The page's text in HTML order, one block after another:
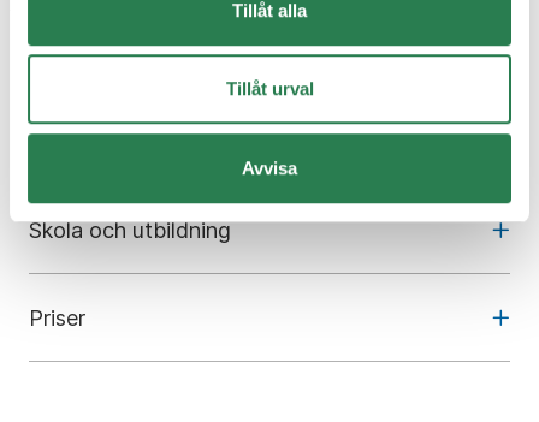
Tillåt alla
Tillåt urval
Avvisa
Om oss
Kundcenter
Skola och utbildning
Priser